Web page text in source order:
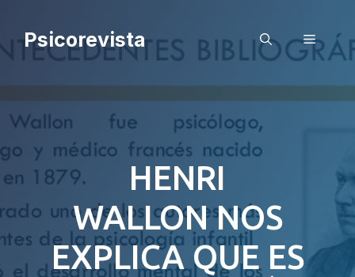
contenido
Psicorevista Menú
HENRI
WALLON NOS
EXPLICA QUE ES